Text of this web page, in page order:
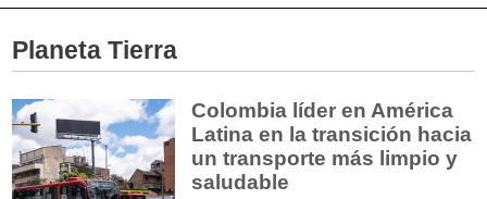
Planeta Tierra
Colombia líder en América
Latina en la transición hacia
un transporte más limpio y
saludable